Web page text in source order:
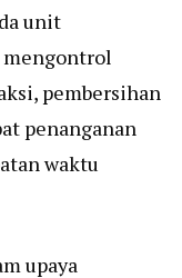
unit
mengontrol
pembersihan
penanganan
waktu
upaya